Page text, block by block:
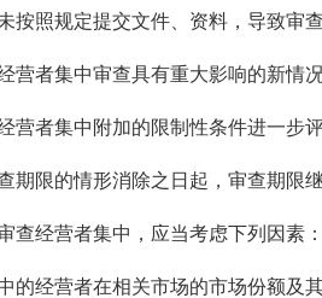
照规定提交文件、资料，导致审
者集中审查具有重大影响的新情
者集中附加的限制性条件进一步
限的情形消除之日起，审查期限
营者集中，应当考虑下列因素
经营者在相关市场的市场份额及